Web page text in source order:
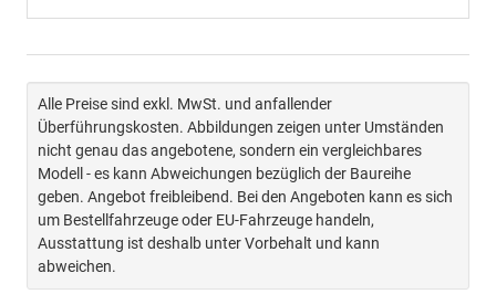
Alle Preise sind exkl. MwSt. und anfallender
Überführungskosten. Abbildungen zeigen unter Umständen
nicht genau das angebotene, sondern ein vergleichbares
Modell - es kann Abweichungen bezüglich der Baureihe
geben. Angebot freibleibend. Bei den Angeboten kann es sich
um Bestellfahrzeuge oder EU-Fahrzeuge handeln,
Ausstattung ist deshalb unter Vorbehalt und kann
abweichen.